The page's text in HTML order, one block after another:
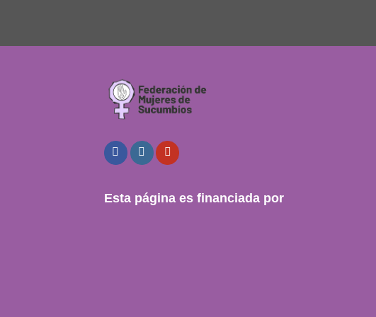
Esta página es financiada por